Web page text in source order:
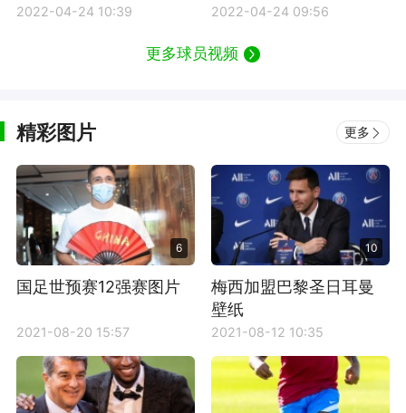
2022-04-24 10:39
冠
2022-04-24 09:56
更多球员视频
精彩图片 更多
6
国足世预赛12强赛图片
2021-08-20 15:57
10
梅西加盟巴黎圣日耳曼
壁纸
2021-08-12 10:35